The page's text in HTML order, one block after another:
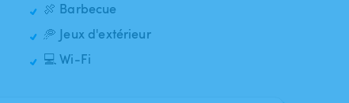
🍖 Barbecue
🥏 Jeux d'extérieur
💻 Wi-Fi